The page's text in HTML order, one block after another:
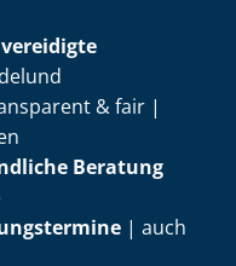
& fair |
Beratung
| auch